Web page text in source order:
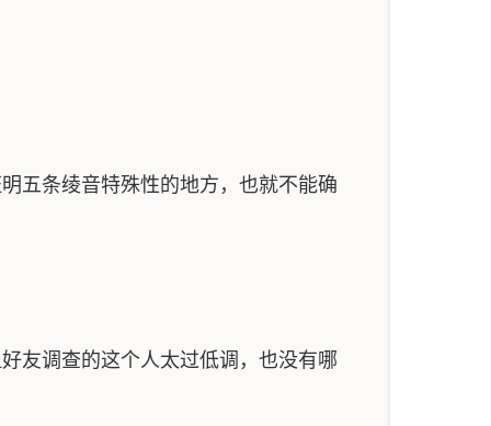
五条绫音特殊性的地方，也就不能确
友调查的这个人太过低调，也没有哪